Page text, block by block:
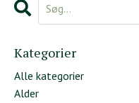
Kategorier
Alle kategorier
Alder